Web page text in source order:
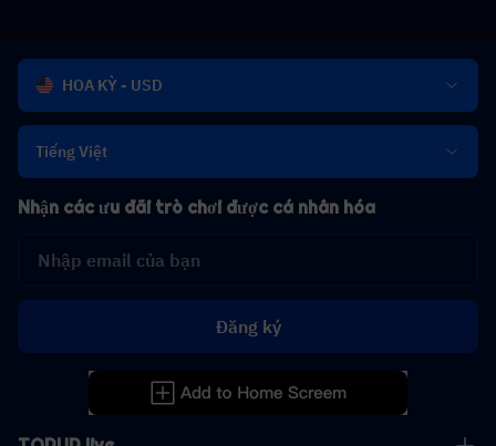
HOA KỲ - USD
Tiếng Việt
Nhận các ưu đãi trò chơi được cá nhân hóa
Đăng ký